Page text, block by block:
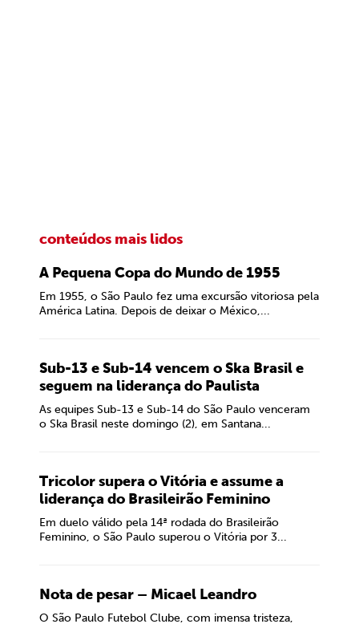
conteúdos mais lidos
A Pequena Copa do Mundo de 1955
Em 1955, o São Paulo fez uma excursão vitoriosa pela
América Latina. Depois de deixar o México,...
Sub-13 e Sub-14 vencem o Ska Brasil e
seguem na liderança do Paulista
As equipes Sub-13 e Sub-14 do São Paulo venceram
o Ska Brasil neste domingo (2), em Santana...
Tricolor supera o Vitória e assume a
liderança do Brasileirão Feminino
Em duelo válido pela 14ª rodada do Brasileirão
Feminino, o São Paulo superou o Vitória por 3...
Nota de pesar – Micael Leandro
O São Paulo Futebol Clube, com imensa tristeza,